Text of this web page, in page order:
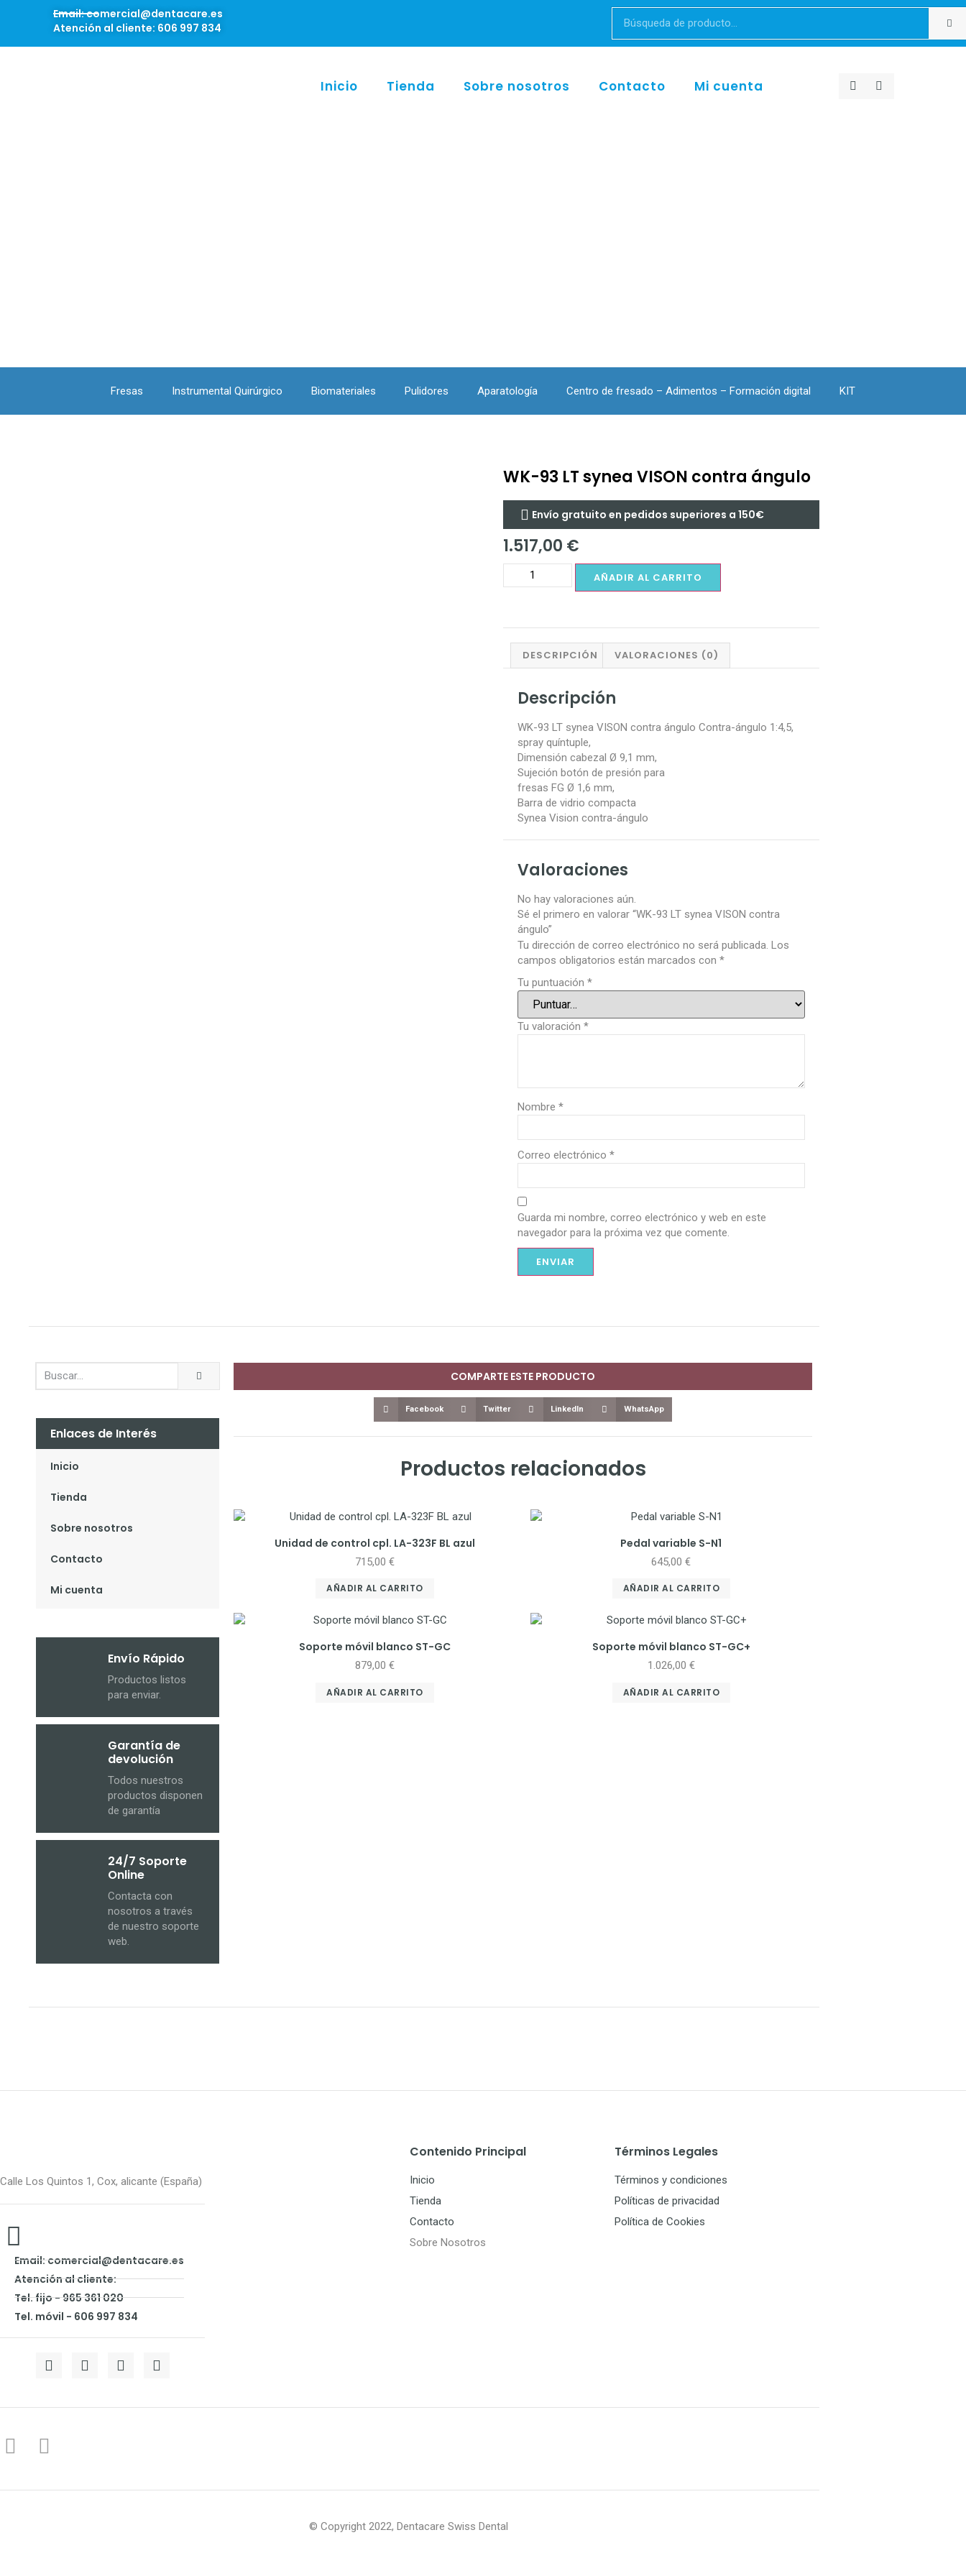
Email: comercial@dentacare.es
Atención al cliente: 606 997 834
Inicio Tienda Sobre nosotros Contacto Mi cuenta
Fresas Instrumental Quirúrgico Biomateriales Pulidores Aparatología Centro de fresado – Adimentos – Formación digital KIT
WK-93 LT synea VISON contra ángulo
Envío gratuito en pedidos superiores a 150€
1.517,00 €
AÑADIR AL CARRITO
DESCRIPCIÓN VALORACIONES (0)
Descripción
WK-93 LT synea VISON contra ángulo Contra-ángulo 1:4,5,
spray quíntuple,
Dimensión cabezal Ø 9,1 mm,
Sujeción botón de presión para
fresas FG Ø 1,6 mm,
Barra de vidrio compacta
Synea Vision contra-ángulo
Valoraciones
No hay valoraciones aún.
Sé el primero en valorar “WK-93 LT synea VISON contra
ángulo”
Tu dirección de correo electrónico no será publicada. Los
campos obligatorios están marcados con *
Tu puntuación *
Tu valoración *
Nombre *
Correo electrónico *
Guarda mi nombre, correo electrónico y web en este
navegador para la próxima vez que comente.
Enlaces de Interés
Inicio
Tienda
Sobre nosotros
Contacto
Mi cuenta
Envío Rápido
Productos listos
para enviar.
Garantía de
devolución
Todos nuestros
productos disponen
de garantía
24/7 Soporte
Online
Contacta con
nosotros a través
de nuestro soporte
web.
COMPARTE ESTE PRODUCTO
Facebook Twitter LinkedIn WhatsApp
Productos relacionados
Unidad de control cpl. LA-323F BL azul
715,00 €
AÑADIR AL CARRITO
Pedal variable S-N1
645,00€
AÑADIR AL CARRITO
Soporte móvil blanco ST-GC
879,00 €
AÑADIR AL CARRITO
Soporte móvil blanco ST-GC+
1.026,00 €
AÑADIR AL CARRITO
Calle Los Quintos 1, Cox, alicante (España)
Email: comercial@dentacare.es
Atención al cliente:
Tel. fijo - 965 361 020
Tel. móvil - 606 997 834
Contenido Principal
Inicio
Tienda
Contacto
Sobre Nosotros
Términos Legales
Términos y condiciones
Políticas de privacidad
Política de Cookies
© Copyright 2022, Dentacare Swiss Dental